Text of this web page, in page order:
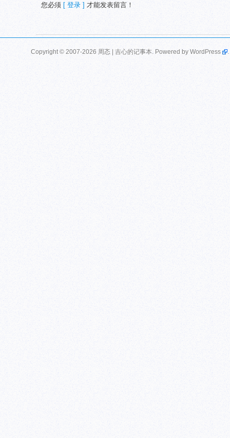
您必须 [ 登录 ] 才能发表留言！
Copyright © 2007-2026 周忞 | 吉心的记事本. Powered by WordPress